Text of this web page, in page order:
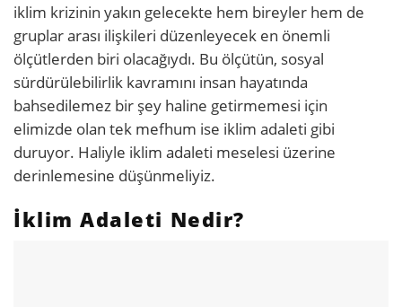
iklim krizinin yakın gelecekte hem bireyler hem de
gruplar arası ilişkileri düzenleyecek en önemli
ölçütlerden biri olacağıydı. Bu ölçütün, sosyal
sürdürülebilirlik kavramını insan hayatında
bahsedilemez bir şey haline getirmemesi için
elimizde olan tek mefhum ise iklim adaleti gibi
duruyor. Haliyle iklim adaleti meselesi üzerine
derinlemesine düşünmeliyiz.
İklim Adaleti Nedir?